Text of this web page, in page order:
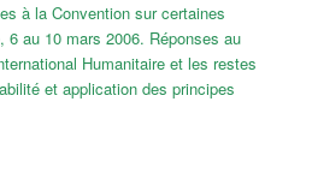
à la Convention sur certaines
au 10 mars 2006. Réponses au
Humanitaire et les restes
et application des principes